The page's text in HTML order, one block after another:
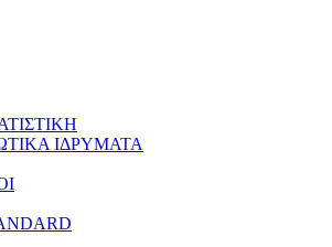
ΙΔΡΥΜΑΤΑ